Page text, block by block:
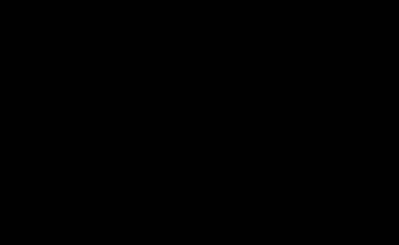
profondément